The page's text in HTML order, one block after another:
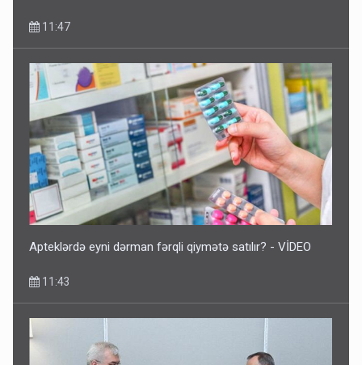
11:47
Apteklərdə eyni dərman fərqli qiymətə satılır? - VİDEO
11:43